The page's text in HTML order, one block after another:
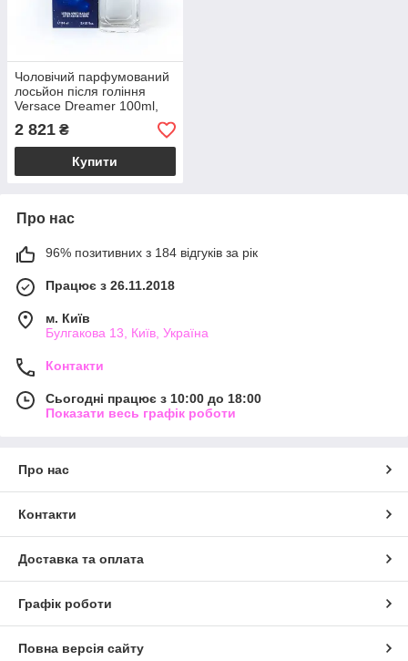
Чоловічий парфумований
лосьйон після гоління
Versace Dreamer 100ml,
східний фужерний аромат
2 821 ₴
Купити
Про нас
96% позитивних з 184 відгуків за рік
Працює з 26.11.2018
м. Київ
Булгакова 13, Київ, Україна
Контакти
Сьогодні працює з 10:00 до 18:00
Показати весь графік роботи
Про нас
Контакти
Доставка та оплата
Графік роботи
Повна версія сайту